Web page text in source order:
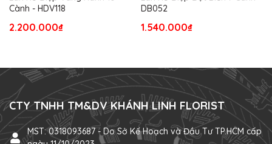
Cành - HDV118
2.200.000₫
DB052
1.540.000₫
CTY TNHH TM&DV KHÁNH LINH FLORIST
MST: 0318093687 - Do Sở Kế Hoạch và Đầu Tư TP.HCM cấp